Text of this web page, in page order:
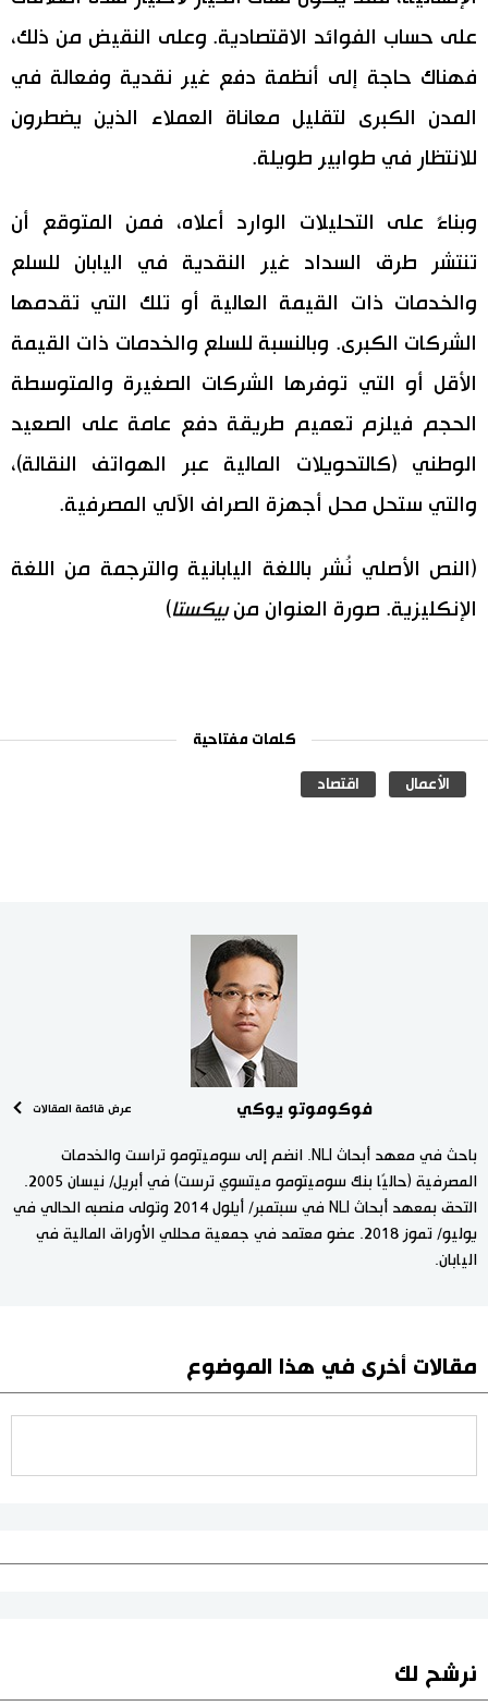
على حساب الفوائد الاقتصادية. وعلى النقيض من ذلك،
فهناك حاجة إلى أنظمة دفع غير نقدية وفعالة في
المدن الكبرى لتقليل معاناة العملاء الذين يضطرون
للانتظار في طوابير طويلة.
وبناءً على التحليلات الوارد أعلاه، فمن المتوقع أن
تنتشر طرق السداد غير النقدية في اليابان للسلع
والخدمات ذات القيمة العالية أو تلك التي تقدمها
الشركات الكبرى. وبالنسبة للسلع والخدمات ذات القيمة
الأقل أو التي توفرها الشركات الصغيرة والمتوسطة
الحجم فيلزم تعميم طريقة دفع عامة على الصعيد
الوطني (كالتحويلات المالية عبر الهواتف النقالة)،
والتي ستحل محل أجهزة الصراف الآلي المصرفية.
(النص الأصلي نُشر باللغة اليابانية والترجمة من اللغة
الإنكليزية. صورة العنوان منبيكستا)
كلمات مفتاحية
الأعمال اقتصاد
فوكوموتو يوكي عرض قائمة المقالات
باحث في معهد أبحاث NLI. انضم إلى سوميتومو تراست والخدمات
المصرفية (حاليًا بنك سوميتومو ميتسوي ترست) في أبريل/ نيسان 2005.
التحق بمعهد أبحاث NLI في سبتمبر/ أيلول 2014 وتولى منصبه الحالي في
يوليو/ تموز 2018. عضو معتمد في جمعية محللي الأوراق المالية في
اليابان.
مقالات أخرى في هذا الموضوع
نرشح لك